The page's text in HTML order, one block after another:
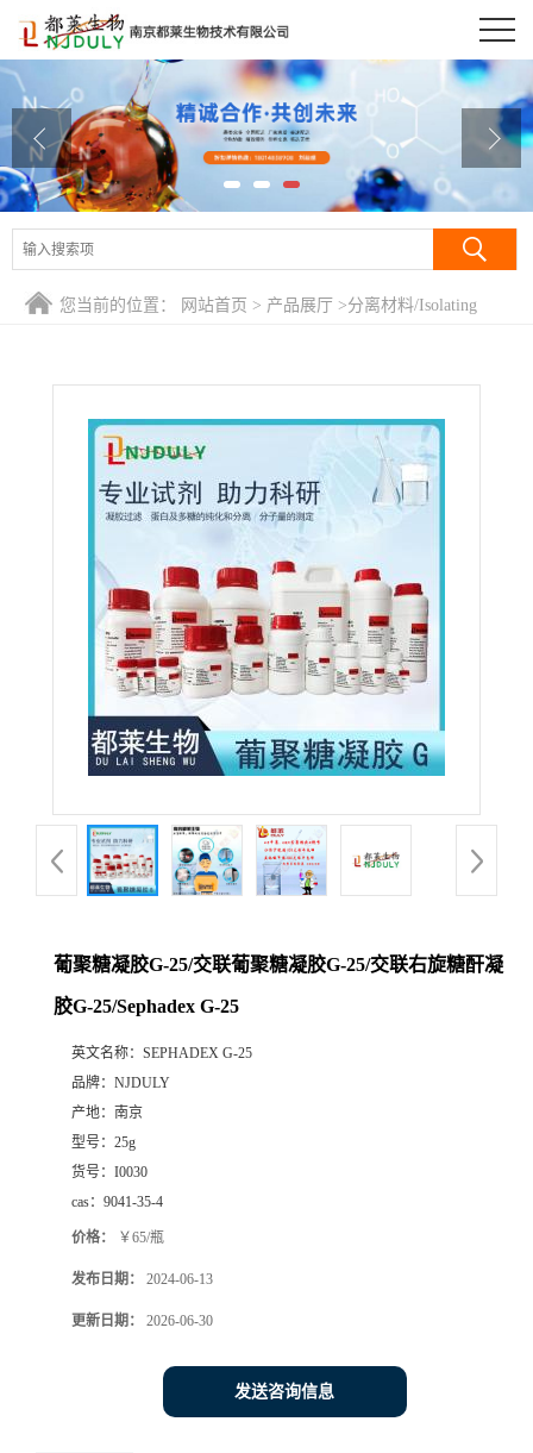
公司首页
公司介绍
公司动态
产品展厅
证书荣誉
您当前的位置： 网站首页 > 产品展厅 >分离材料/Isolating
葡聚糖凝胶G-25/交联葡聚糖凝胶G-25/交联右旋糖酐凝
胶G-25/Sephadex G-25
英文名称： SEPHADEX G-25
品牌： NJDULY
产地： 南京
型号： 25g
货号： I0030
cas： 9041-35-4
价格： ￥65/瓶
发布日期： 2024-06-13
更新日期： 2026-06-30
发送咨询信息